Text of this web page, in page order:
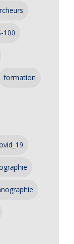
100
formation